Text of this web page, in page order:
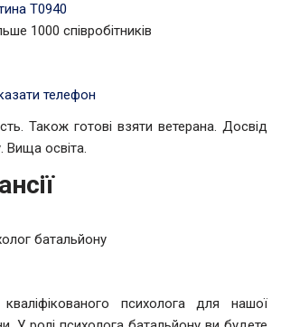
Т0940
1000 співробітників
телефон
Також готові взяти ветерана. Досвід
Вища освіта.
батальйону
психолога для нашої